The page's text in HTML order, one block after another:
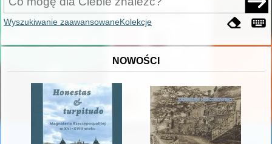
Wyszukiwanie zaawansowaneKolekcje
NOWOŚCI